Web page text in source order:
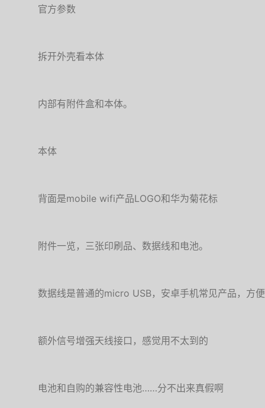
官方参数
拆开外壳看本体
内部有附件盒和本体。
本体
背面是mobile wifi产品LOGO和华为菊花标
附件一览，三张印刷品、数据线和电池。
数据线是普通的micro USB，安卓手机常见产品，方
额外信号增强天线接口，感觉用不太到的
电池和自购的兼容性电池……分不出来真假啊